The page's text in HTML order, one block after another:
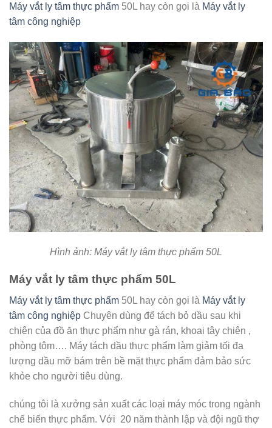
Máy vắt ly tâm thực phẩm 50L hay còn gọi là Máy vắt ly
tâm công nghiệp
Hình ảnh: Máy vắt ly tâm thực phẩm 50L
Máy vắt ly tâm thực phẩm 50L
Máy vắt ly tâm thực phẩm 50L hay còn gọi là Máy vắt ly
tâm công nghiệp Chuyên dùng để tách bỏ dầu sau khi
chiên của đồ ăn thực phẩm như gà rán, khoai tây chiên ,
phòng tôm…. Máy tách dầu thực phẩm làm giảm tối đa
lượng dầu mỡ bám trên bề mặt thực phẩm đảm bảo sức
khỏe cho người tiêu dùng.
chúng tôi là xưởng sản xuất các loại máy móc trong ngành
chế biến thực phẩm. Với 20 năm thành lập và đội ngũ thợ